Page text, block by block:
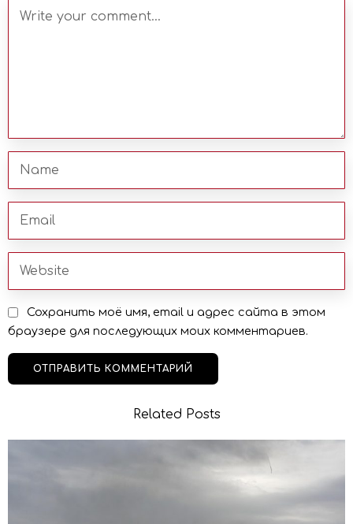
Сохранить моё имя, email и адрес сайта в этом
браузере для последующих моих комментариев.
Related Posts